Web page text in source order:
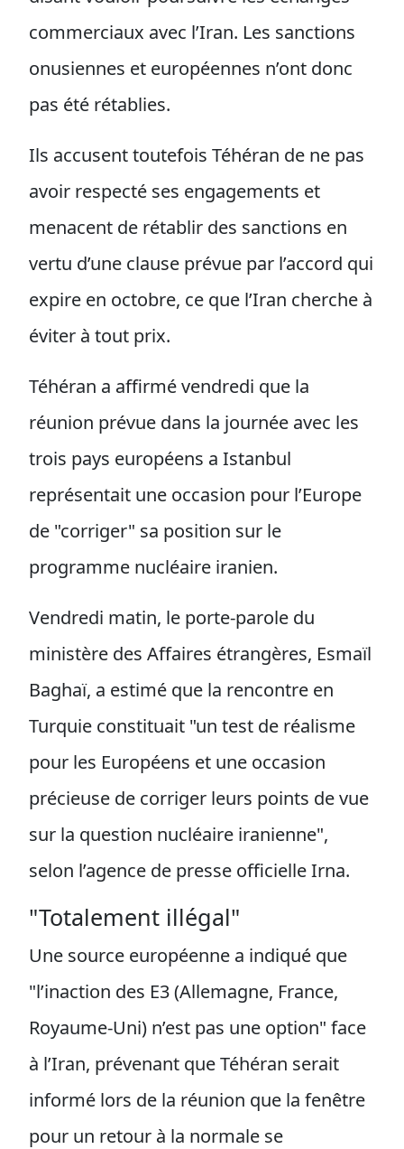
commerciaux avec l’Iran. Les sanctions
onusiennes et européennes n’ont donc
pas été rétablies.
Ils accusent toutefois Téhéran de ne pas
avoir respecté ses engagements et
menacent de rétablir des sanctions en
vertu d’une clause prévue par l’accord qui
expire en octobre, ce que l’Iran cherche à
éviter à tout prix.
Téhéran a affirmé vendredi que la
réunion prévue dans la journée avec les
trois pays européens a Istanbul
représentait une occasion pour l’Europe
de "corriger" sa position sur le
programme nucléaire iranien.
Vendredi matin, le porte-parole du
ministère des Affaires étrangères, Esmaïl
Baghaï, a estimé que la rencontre en
Turquie constituait "un test de réalisme
pour les Européens et une occasion
précieuse de corriger leurs points de vue
sur la question nucléaire iranienne",
selon l’agence de presse officielle Irna.
"Totalement illégal"
Une source européenne a indiqué que
"l’inaction des E3 (Allemagne, France,
Royaume-Uni) n’est pas une option" face
à l’Iran, prévenant que Téhéran serait
informé lors de la réunion que la fenêtre
pour un retour à la normale se